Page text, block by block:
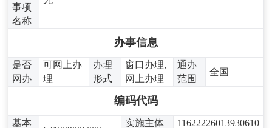
事项
名称
办事信息
是否
网办
可网上办
理
办理
形式
窗口办理,
网上办理
通办
范围
全国
编码代码
基本
实施主体
11622226013930610